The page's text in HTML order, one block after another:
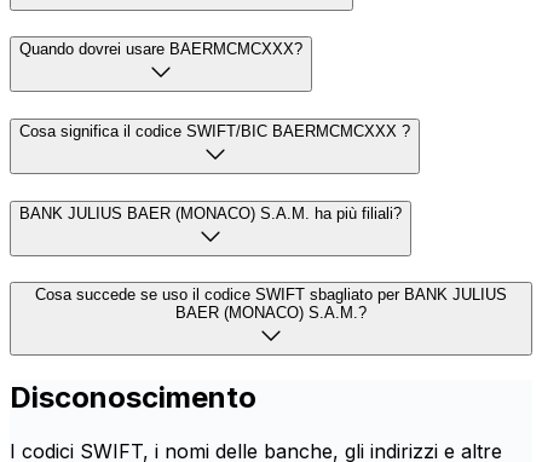
Quando dovrei usare BAERMCMCXXX?
Cosa significa il codice SWIFT/BIC BAERMCMCXXX ?
BANK JULIUS BAER (MONACO) S.A.M. ha più filiali?
Cosa succede se uso il codice SWIFT sbagliato per BANK JULIUS
BAER (MONACO) S.A.M.?
Disconoscimento
I codici SWIFT, i nomi delle banche, gli indirizzi e altre